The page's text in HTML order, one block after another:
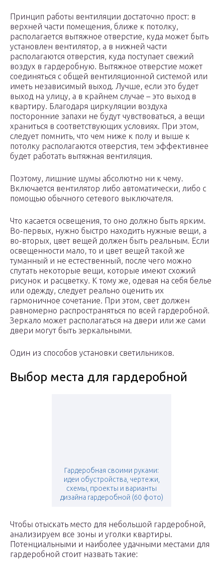
Принцип работы вентиляции достаточно прост: в
верхней части помещения, ближе к потолку,
располагается вытяжное отверстие, куда может быть
установлен вентилятор, а в нижней части
располагаются отверстия, куда поступает свежий
воздух в гардеробную. Вытяжное отверстие может
соединяться с общей вентиляционной системой или
иметь независимый выход. Лучше, если это будет
выход на улицу, а в крайнем случае – это выход в
квартиру. Благодаря циркуляции воздуха
посторонние запахи не будут чувствоваться, а вещи
храниться в соответствующих условиях. При этом,
следует помнить, что чем ниже к полу и выше к
потолку располагаются отверстия, тем эффективнее
будет работать вытяжная вентиляция.
Поэтому, лишние шумы абсолютно ни к чему.
Включается вентилятор либо автоматически, либо с
помощью обычного сетевого выключателя.
Что касается освещения, то оно должно быть ярким.
Во-первых, нужно быстро находить нужные вещи, а
во-вторых, цвет вещей должен быть реальным. Если
освещенности мало, то и цвет вещей такой же
туманный и не естественный, после чего можно
спутать некоторые вещи, которые имеют схожий
рисунок и расцветку. К тому же, одевая на себя белье
или одежду, следует реально оценить их
гармоничное сочетание. При этом, свет должен
равномерно распространяться по всей гардеробной.
Зеркало может располагаться на двери или же сами
двери могут быть зеркальными.
Один из способов установки светильников.
Выбор места для гардеробной
Гардеробная своими руками:
идеи обустройства, чертежи,
схемы, проекты и варианты
дизайна гардеробной (60 фото)
Чтобы отыскать место для небольшой гардеробной,
анализируем все зоны и уголки квартиры.
Потенциальными и наиболее удачными местами для
гардеробной стоит назвать такие: